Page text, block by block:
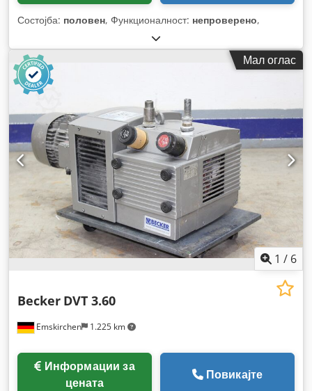
Состојба: половен, Функционалност: непроверено,
Мал оглас
1 / 6
Emskirchen 1.225 km
Becker DVT 3.60
цената
Повикајте